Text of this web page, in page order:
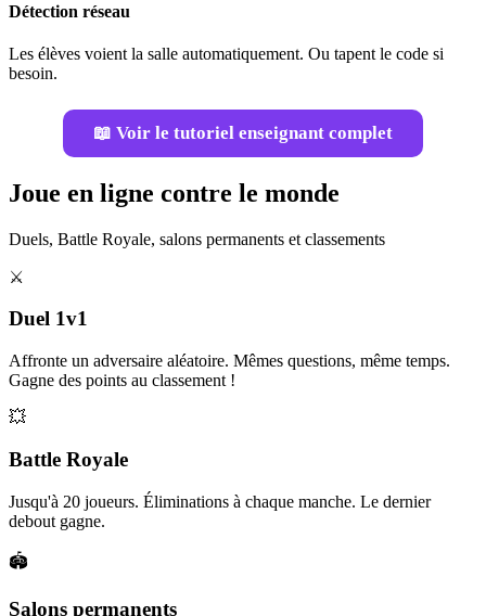
Détection réseau
Les élèves voient la salle automatiquement. Ou tapent le code si
besoin.
📖 Voir le tutoriel enseignant complet
Joue en ligne contre le monde
Duels, Battle Royale, salons permanents et classements
⚔️
Duel 1v1
Affronte un adversaire aléatoire. Mêmes questions, même temps.
Gagne des points au classement !
💥
Battle Royale
Jusqu'à 20 joueurs. Éliminations à chaque manche. Le dernier
debout gagne.
🏟️
Salons permanents